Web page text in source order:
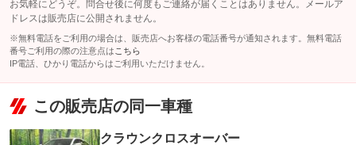
お気軽にどうぞ。問合せ後に何度もご連絡が届くことはありません。メールア
ドレスは販売店に公開されません。
※無料電話をご利用の場合は、販売店へお客様の電話番号が通知されます。無料電話
番号ご利用の際の注意点は こちら
IP電話、ひかり電話からはご利用いただけません。
この販売店の同一車種
クラウンクロスオーバー